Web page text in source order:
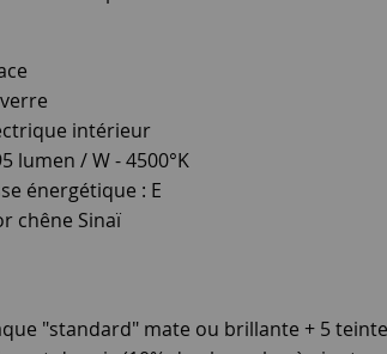
intérieur
lumen / W - 4500°K
énergétique : E
chêne Sinaï
"standard" mate ou brillante + 5